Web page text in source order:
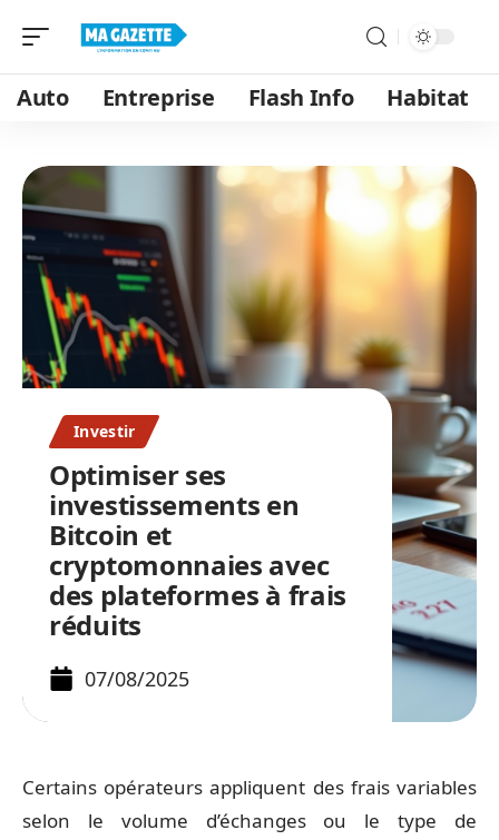
Auto Entreprise Flash Info Habitat
Investir
Optimiser ses
investissements en
Bitcoin et
cryptomonnaies avec
des plateformes à frais
réduits
07/08/2025
Certains opérateurs appliquent des frais variables
selon le volume d’échanges ou le type de